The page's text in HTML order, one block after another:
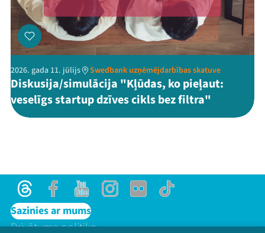
2026. gada 11. jūlijs Swedbank uzņēmējdarbības skatuve
Diskusija/simulācija "Kļūdas, ko pieļaut:
veselīgs startup dzīves cikls bez filtra"
ThreadsFacebookYoutubeInstagram
Flick TikTok
Sazinies ar mums
Privātuma politika